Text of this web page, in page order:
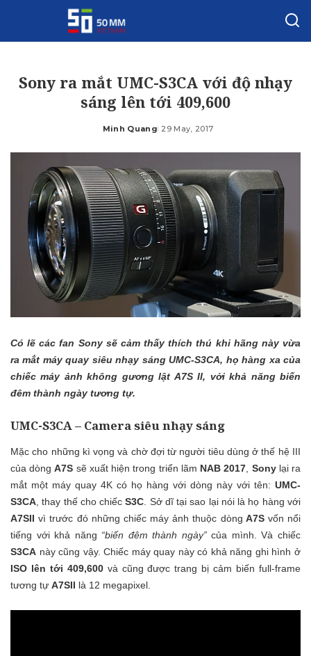
Sony ra mắt UMC-S3CA với độ nhạy
sáng lên tới 409,600
Posted
Minh Quang 29 May, 2017
Có lẽ các fan Sony sẽ cảm thấy thích thú khi hãng này vừa
ra mắt máy quay siêu nhạy sáng UMC-S3CA, họ hàng xa của
chiếc máy ảnh không gương lật A7S II, với khả năng biến
đêm thành ngày tương tự.
UMC-S3CA – Camera siêu nhạy sáng
Mặc cho những kì vọng và chờ đợi từ người tiêu dùng ở thế hệ III
của dòngA7S sẽ xuất hiện trong triển lãm NAB 2017 Sonylại ra
mắt một máy quay 4K có họ hàng với dòng này với tên: UMC-
S3CA , thay thế cho chiếcS3C . Sở dĩ tại sao lại nói là họ hàng với
A7SII vì trước đó những chiếc máy ảnh thuộc dòng A7Svốn nổi
tiếng với khả năng “biến đêm thành ngày”của mình. Và chiếc
S3CA này cũng vậy. Chiếc máy quay này có khả năng ghi hình ở
ISO lên tới 409,600và cũng được trang bị cảm biến full-frame
tương tự A7SII là 12 megapixel.